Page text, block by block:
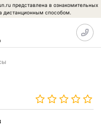
представлена в ознакомительных
дистанционным способом.